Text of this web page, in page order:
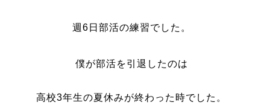
週6日部活の練習でした。
僕が部活を引退したのは
高校3年生の夏休みが終わった時でした。